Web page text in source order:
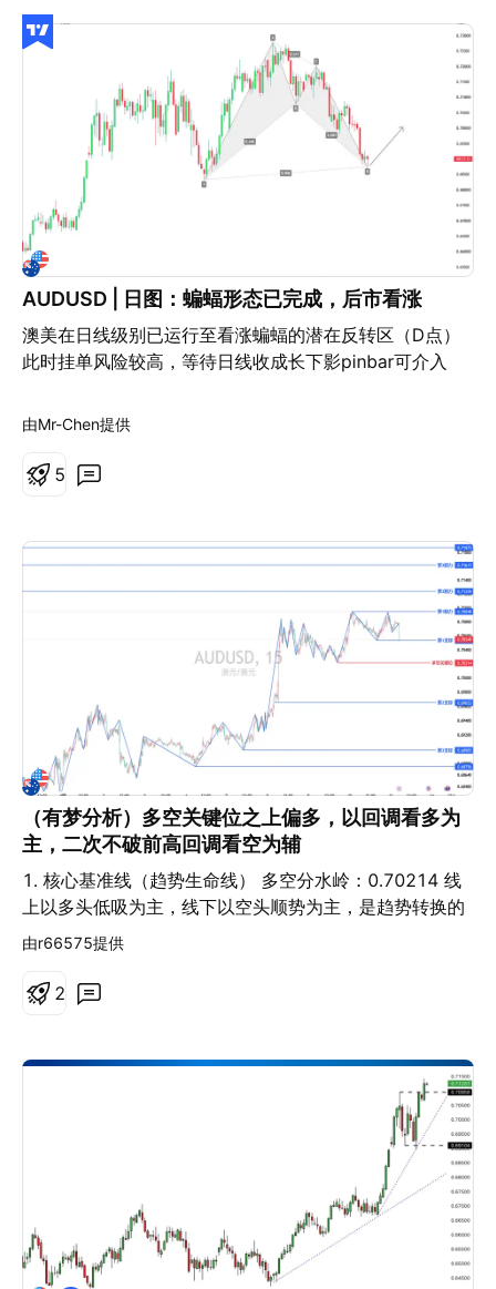
AUDUSD | 日图：蝙蝠形态已完成，后市看涨
澳美在日线级别已运行至看涨蝙蝠的潜在反转区（D点）
此时挂单风险较高，等待日线收成长下影pinbar可介入
由Mr-Chen提供
5
（有梦分析）多空关键位之上偏多，以回调看多为
主，二次不破前高回调看空为辅
1. 核心基准线（趋势生命线） 多空分水岭：0.70214 线
上以多头低吸为主，线下以空头顺势为主，是趋势转换的
绝对风控边界。 当前结构：价格处于高位震荡区间，当前
正在测试第 1 阻力位。 2. 🟢 多头交易计划（回调做多）
入场条件 价格回调至 0.7050 - 0.7060 区间（第 1 支撑
（如下影线、启明星、阳包阴等 K 线形态） 止损设置
0.7018（跌破多空关键位，证明多头结构失效，严格止
损） 止盈目标 第一目标（减仓）：0.70949（第 1 阻力
位，此处减仓 50%，锁定利润） 移动止损：到达第一目
标后，将剩余仓位止损上移至 0.7070 第二目标（清
仓）：0.71239（第 2 阻力位，全部平仓离场） 终极目
标（激进博弈）：0.71617（第 3 阻力位）、
0.71873（历史高位，仅适合轻仓底仓博弈） 3. 🔴 空头
交易计划（冲高做空） 入场条件 价格冲高至 0.7090 -
由r66575提供
2